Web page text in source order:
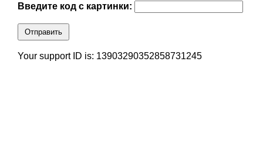
Введите код с картинки:
Отправить
Your support ID is: 13903290352858731245